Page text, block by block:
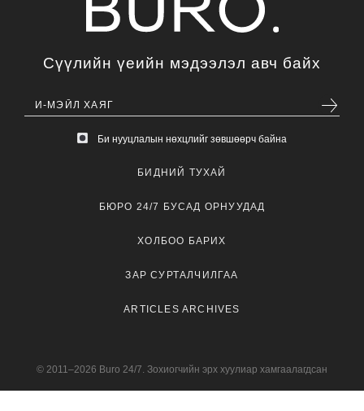
Сүүлийн үеийн мэдээлэл авч байх
Би нууцлалын нөхцлийг зөвшөөрч байна
БИДНИЙ ТУХАЙ
БЮРО 24/7 БУСАД ОРНУУДАД
ХОЛБОО БАРИХ
ЗАР СУРТАЛЧИЛГАА
ARTICLES ARCHIVES
© 2011–2026 Buro 24/7. Зохиогчийн эрх хуулиар хамгаалагдсан